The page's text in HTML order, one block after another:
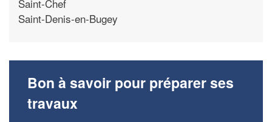
Saint-Chef
Saint-Denis-en-Bugey
Bon à savoir pour préparer ses
travaux